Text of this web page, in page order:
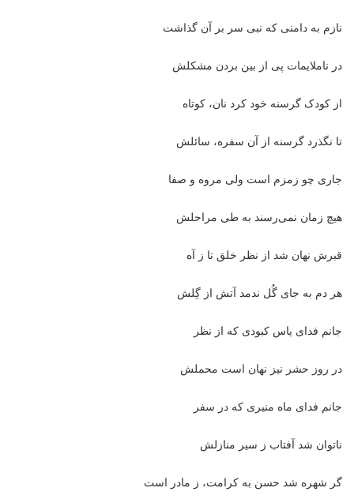
نازم به دامنی که نبی سر بر آن گذاشت
در ناملایمات پی از بین بردن مشکلش
از کودک گرسنه‌ خود کرد نان، کوتاه
تا نگذرد گرسنه از آن سفره، سائلش
جاری چو زمزم است ولی مروه و صفا
هیچ زمان نمی‌رسند به طی مراحلش
قبرش نهان شد از نظر خلق تا ز آه
هر دم به جای گُل ندمد آتش از گِلش
جانم فدای یاس کبودی که از نظر
در روز حشر نیز نهان است محملش
جانم فدای ماه منیری که در سفر
ناتوان شد آفتاب ز سیر منازلش
گر شهره شد حسن به کرامت، ز مادر است